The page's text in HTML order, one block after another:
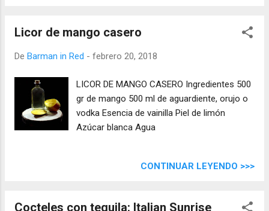
Licor de mango casero
De Barman in Red - febrero 20, 2018
LICOR DE MANGO CASERO Ingredientes 500
gr de mango 500 ml de aguardiente, orujo o
vodka Esencia de vainilla Piel de limón
Azúcar blanca Agua
CONTINUAR LEYENDO >>>
Cocteles con tequila: Italian Sunrise